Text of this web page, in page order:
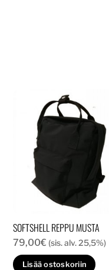
SOFTSHELL REPPU MUSTA
79,00€ (sis. alv. 25,5%)
Lisää ostoskoriin